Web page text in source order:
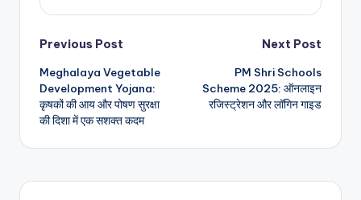
Post
navigation
Previous Post
Meghalaya Vegetable
Development Yojana:
कृषकों की आय और पोषण सुरक्षा
की दिशा में एक सशक्त कदम
Next Post
PM Shri Schools
Scheme 2025: ऑनलाइन
रजिस्ट्रेशन और लॉगिन गाइड